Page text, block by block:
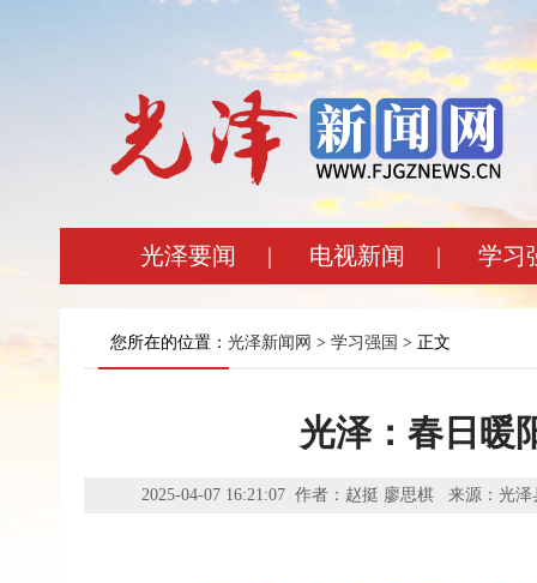
光泽要闻 | 电视新闻 | 学习
您所在的位置： 光泽新闻网 > 学习强国 > 正文
光泽：春日暖
2025-04-07 16:21:07 作者：赵挺 廖思棋 来源：光